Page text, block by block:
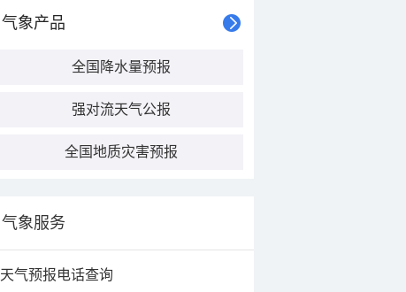
气象产品
全国降水量预报
强对流天气公报
全国地质灾害预报
气象服务
天气预报电话查询